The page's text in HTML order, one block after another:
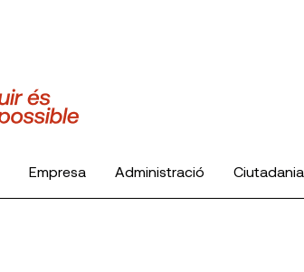
Empresa Administració Ciutadania